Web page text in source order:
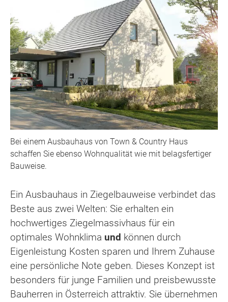
Bei einem Ausbauhaus von Town & Country Haus
schaffen Sie ebenso Wohnqualität wie mit belagsfertiger
Bauweise.
Ein Ausbauhaus in Ziegelbauweise verbindet das
Beste aus zwei Welten: Sie erhalten ein
hochwertiges Ziegelmassivhaus für ein
optimales Wohnklima und können durch
Eigenleistung Kosten sparen und Ihrem Zuhause
eine persönliche Note geben. Dieses Konzept ist
besonders für junge Familien und preisbewusste
Bauherren in Österreich attraktiv. Sie übernehmen